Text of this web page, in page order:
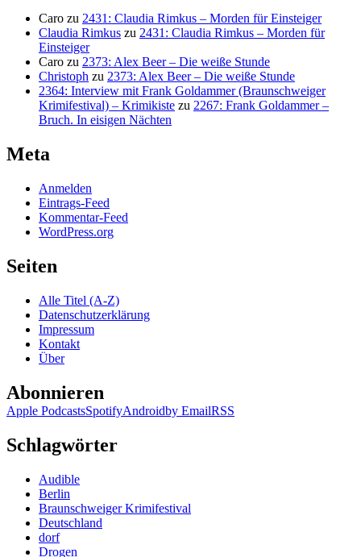
Caro zu 2431: Claudia Rimkus – Morden für Einsteiger
Claudia Rimkus zu 2431: Claudia Rimkus – Morden für
Einsteiger
Caro zu 2373: Alex Beer – Die weiße Stunde
Christoph zu 2373: Alex Beer – Die weiße Stunde
2364: Interview mit Frank Goldammer (Braunschweiger
Krimifestival) – Krimikiste zu 2267: Frank Goldammer –
Bruch. In eisigen Nächten
Meta
Anmelden
Eintrags-Feed
Kommentar-Feed
WordPress.org
Seiten
Alle Titel (A-Z)
Datenschutzerklärung
Impressum
Kontakt
Über
Abonnieren
Apple PodcastsSpotifyAndroidby EmailRSS
Schlagwörter
Audible
Berlin
Braunschweiger Krimifestival
Deutschland
dorf
Drogen